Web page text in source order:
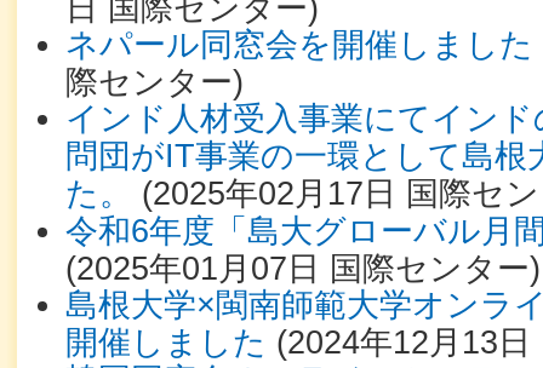
日 国際センター)
ネパール同窓会を開催しました
際センター)
インド人材受入事業にてイン
問団がIT事業の一環として島根
た。
(2025年02月17日 国際セ
令和6年度「島大グローバル月
(2025年01月07日 国際センター)
島根大学×閩南師範大学オンラ
開催しました (2024年12月13日